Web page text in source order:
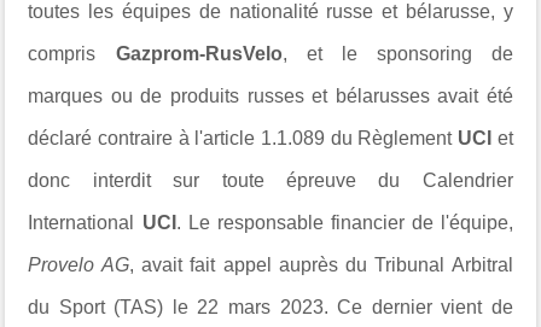
toutes les équipes de nationalité russe et bélarusse, y
compris Gazprom-RusVelo, et le sponsoring de
marques ou de produits russes et bélarusses avait été
déclaré contraire à l'article 1.1.089 du Règlement UCI et
donc interdit sur toute épreuve du Calendrier
International UCI . Le responsable financier de l'équipe,
Provelo AG, avait fait appel auprès du Tribunal Arbitral
du Sport (TAS) le 22 mars 2023. Ce dernier vient de